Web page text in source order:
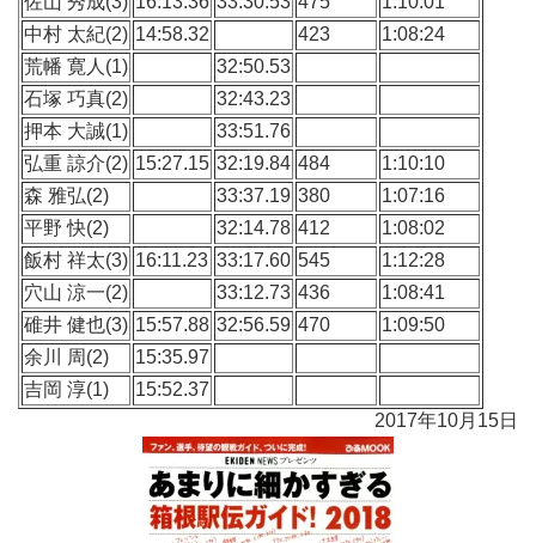
中村 太紀(2) 14:58.32 423
1:08:24
荒幡 寛人(1)
32:50.53
石塚 巧真(2)
32:43.23
押本 大誠(1)
33:51.76
弘重 諒介(2) 15:27.15 32:19.84 484
1:10:10
森 雅弘(2)
33:37.19 380
1:07:16
平野 快(2)
32:14.78 412
1:08:02
飯村 祥太(3) 16:11.23 33:17.60 545
1:12:28
穴山 涼一(2)
33:12.73 436
1:08:41
碓井 健也(3) 15:57.88 32:56.59 470
1:09:50
余川 周(2)
15:35.97
吉岡 淳(1)
15:52.37
2017年10月15日